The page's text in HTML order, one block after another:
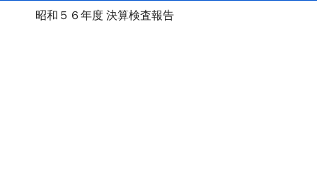
昭和５６年度 決算検査報告